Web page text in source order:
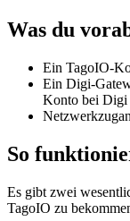
Was du
Ein TagoIO-
Ein Digi-
Konto bei Digi
So
Es gibt zwei
TagoIO zu